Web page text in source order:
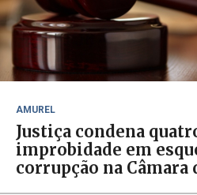
AMUREL
Justiça condena
improbidade em
corrupção na Câmara